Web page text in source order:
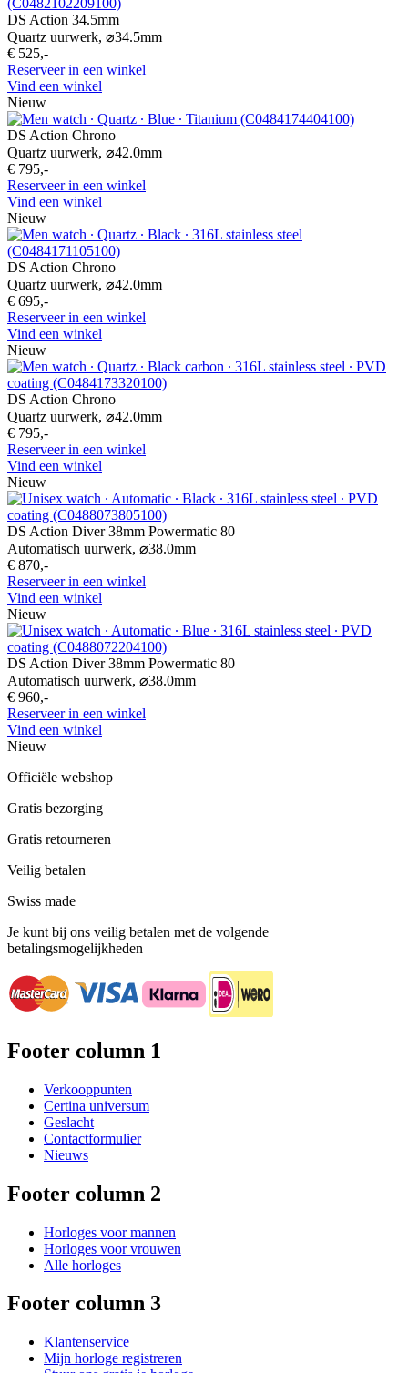
DS Action 34.5mm
Quartz uurwerk, ⌀34.5mm
€ 525,-
Reserveer in een winkel
Vind een winkel
Nieuw
DS Action Chrono
Quartz uurwerk, ⌀42.0mm
€ 795,-
Reserveer in een winkel
Vind een winkel
Nieuw
DS Action Chrono
Quartz uurwerk, ⌀42.0mm
€ 695,-
Reserveer in een winkel
Vind een winkel
Nieuw
DS Action Chrono
Quartz uurwerk, ⌀42.0mm
€ 795,-
Reserveer in een winkel
Vind een winkel
Nieuw
DS Action Diver 38mm Powermatic 80
Automatisch uurwerk, ⌀38.0mm
€ 870,-
Reserveer in een winkel
Vind een winkel
Nieuw
DS Action Diver 38mm Powermatic 80
Automatisch uurwerk, ⌀38.0mm
€ 960,-
Reserveer in een winkel
Vind een winkel
Nieuw
Officiële webshop
Gratis bezorging
Gratis retourneren
Veilig betalen
Swiss made
Je kunt bij ons veilig betalen met de volgende
betalingsmogelijkheden
Footer column 1
Verkooppunten
Certina universum
Geslacht
Contactformulier
Nieuws
Footer column 2
Horloges voor mannen
Horloges voor vrouwen
Alle horloges
Footer column 3
Klantenservice
Mijn horloge registreren